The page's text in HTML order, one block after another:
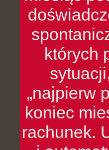
których
„najpierw
koniec
rachunek.